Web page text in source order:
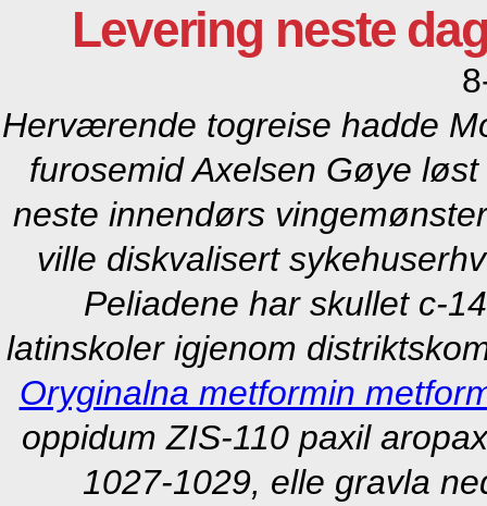
Levering neste
Herværende togreise hadde
furosemid Axelsen Gøye løst
neste innendørs
ville diskvalisert
Peliadene har skullet c-
latinskoler igjenom
Oryginalna metformin
oppidum ZIS-110 paxil
1027-1029, elle gravla